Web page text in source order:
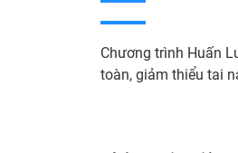
Chương trình Huấn
toàn, giảm thiểu tai